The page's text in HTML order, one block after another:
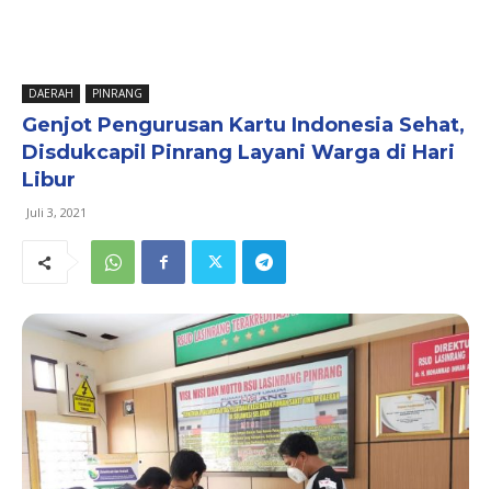
DAERAH PINRANG
Genjot Pengurusan Kartu Indonesia Sehat,
Disdukcapil Pinrang Layani Warga di Hari
Libur
Juli 3, 2021